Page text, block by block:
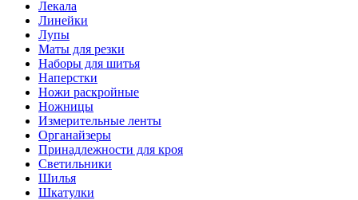
Лекала
Линейки
Лупы
Маты для резки
Наборы для шитья
Наперстки
Ножи раскройные
Ножницы
Измерительные ленты
Органайзеры
Принадлежности для кроя
Светильники
Шилья
Шкатулки